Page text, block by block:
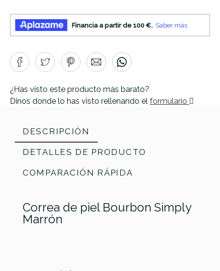
¿Has visto este producto más barato?
Dinos donde lo has visto rellenando el formulario
DESCRIPCIÓN
DETALLES DE PRODUCTO
COMPARACIÓN RÁPIDA
Correa de piel Bourbon Simply
Marrón